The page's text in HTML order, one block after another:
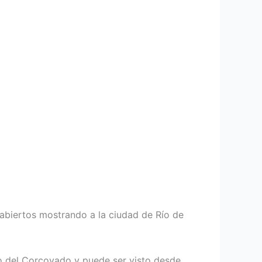
mostrando a la ciudad de Río de